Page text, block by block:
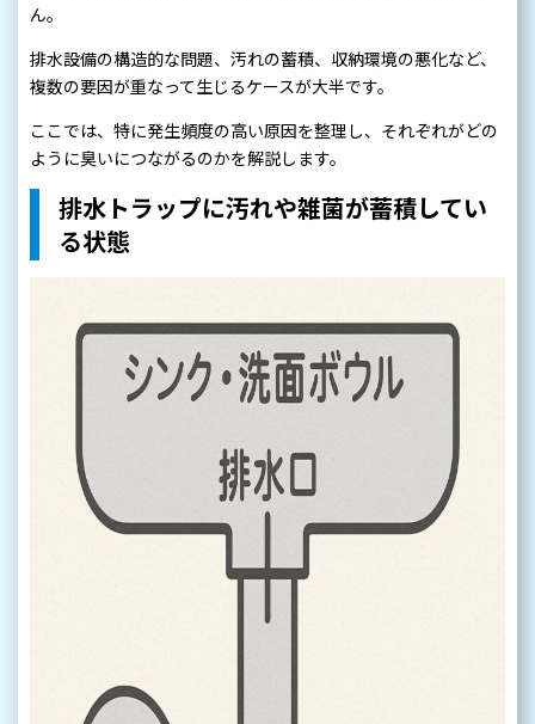
ん。
排水設備の構造的な問題、汚れの蓄積、収納環境の悪化など、
複数の要因が重なって生じるケースが大半です。
ここでは、特に発生頻度の高い原因を整理し、それぞれがどの
ように臭いにつながるのかを解説します。
排水トラップに汚れや雑菌が蓄積してい
る状態